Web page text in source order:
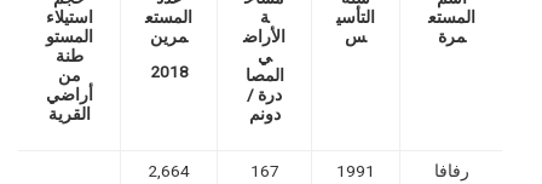
المستع
مرة
التأسي
س
ة
الأراض
ي
المصا
درة /
دونم
المستع
مرين
2018
استيلاء
المستو
طنة
من
أراضي
القرية
رفافا 1991
167
2,664